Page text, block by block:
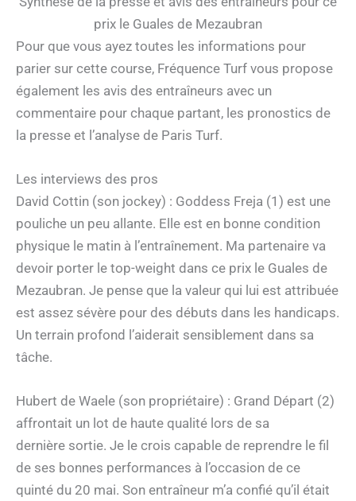
prix le Guales de Mezaubran
Pour que vous ayez toutes les informations pour
parier sur cette course, Fréquence Turf vous propose
également les avis des entraîneurs avec un
commentaire pour chaque partant, les pronostics de
la presse et l’analyse de Paris Turf.
Les interviews des pros
David Cottin (son jockey) : Goddess Freja (1) est une
pouliche un peu allante. Elle est en bonne condition
physique le matin à l’entraînement. Ma partenaire va
devoir porter le top-weight dans ce prix le Guales de
Mezaubran. Je pense que la valeur qui lui est attribuée
est assez sévère pour des débuts dans les handicaps.
Un terrain profond l’aiderait sensiblement dans sa
tâche.
Hubert de Waele (son propriétaire) : Grand Départ (2)
affrontait un lot de haute qualité lors de sa
dernière sortie. Je le crois capable de reprendre le fil
de ses bonnes performances à l’occasion de ce
quinté du 20 mai. Son entraîneur m’a confié qu’il était